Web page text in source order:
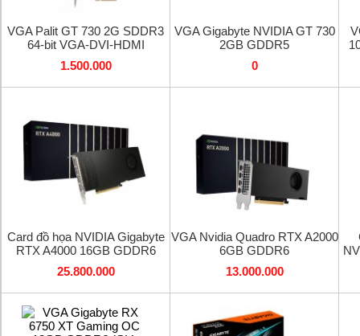
VGA Palit GT 730 2G SDDR3
64-bit VGA-DVI-HDMI
1.500.000
VGA Gigabyte NVIDIA GT 730
2GB GDDR5
0
Card đồ họa NVIDIA Gigabyte
RTX A4000 16GB GDDR6
25.800.000
VGA Nvidia Quadro RTX A2000
6GB GDDR6
13.000.000